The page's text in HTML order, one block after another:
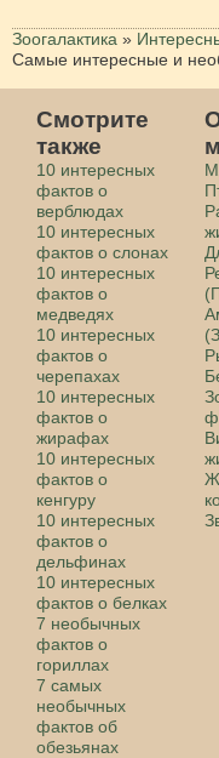
Зоогалактика »
Самые интересные и
Смотрите
также
10 интересных
фактов о
верблюдах
10 интересных
фактов о слонах
10 интересных
фактов о
медведях
10 интересных
фактов о
черепахах
10 интересных
фактов о
жирафах
10 интересных
фактов о
кенгуру
10 интересных
фактов о
дельфинах
10 интересных
фактов о белках
7 необычных
фактов о
гориллах
7 самых
необычных
фактов об
обезьянах